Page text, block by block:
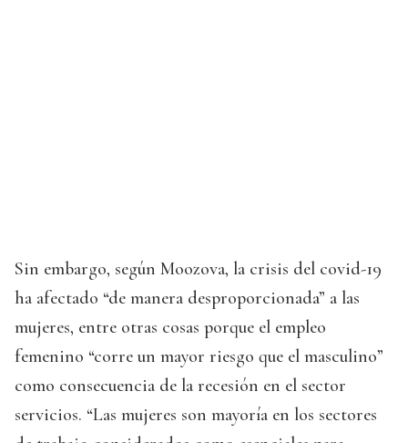
Sin embargo, según Moozova, la crisis del covid-19
ha afectado “de manera desproporcionada” a las
mujeres, entre otras cosas porque el empleo
femenino “corre un mayor riesgo que el masculino”
como consecuencia de la recesión en el sector
servicios. “Las mujeres son mayoría en los sectores